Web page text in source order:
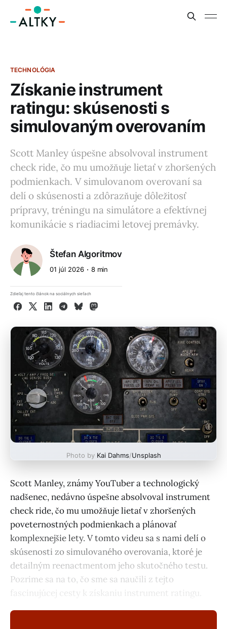
TECHNOLÓGIA
Získanie instrument
ratingu: skúsenosti s
simulovaným overovaním
Scott Manley úspešne absolvoval instrument
check ride, čo mu umožňuje lietať v zhoršených
podmienkach. V simulovanom overovaní sa
delí o skúsenosti a zdôrazňuje dôležitosť
prípravy, tréningu na simulátore a efektívnej
komunikácie s riadiacimi letovej premávky.
Štefan Algoritmov
01 júl 2026 8 min
Zdieľaj tento článok na sociálnych sieťach
Facebook
X LinkedInTelegram
BlueskyMastodon
Photo by Kai Dahms/Unsplash
Scott Manley, známy YouTuber a technologický
nadšenec, nedávno úspešne absolvoval instrument
check ride, čo mu umožňuje lietať v zhoršených
poveternostných podmienkach a plánovať
komplexnejšie lety. V tomto videu sa s nami delí o
skúsenosti zo simulovaného overovania, ktoré je
detailným reenactmentom jeho skutočného testu.
Pozrime sa na to, čo sme sa naučili z tejto
fascinujúcej cesty k získaniu instrument ratingu.